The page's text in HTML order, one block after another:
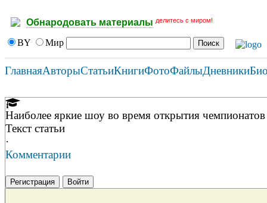
Обнародовать материалы делитесь с миром!
BY Мир
ГлавнаяАвторыСтатьиКнигиФотоФайлыДневники
Наиболее яркие шоу во время открытия
Текст статьи
·
Комментарии
Регистрация Войти